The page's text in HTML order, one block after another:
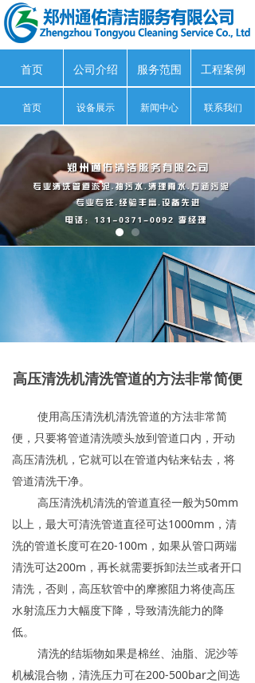
首页 公司介绍 服务范围 工程案例
首页 设备展示 新闻中心 联系我们
高压清洗机清洗管道的方法非常简便
使用高压清洗机清洗管道的方法非常简
便，只要将管道清洗喷头放到管道口内，开动
高压清洗机，它就可以在管道内钻来钻去，将
管道清洗干净。
高压清洗机清洗的管道直径一般为50mm
以上，最大可清洗管道直径可达1000mm，清
洗的管道长度可在20-100m，如果从管口两端
清洗可达200m，再长就需要拆卸法兰或者开口
清洗，否则，高压软管中的摩擦阻力将使高压
水射流压力大幅度下降，导致清洗能力的降
低。
清洗的结垢物如果是棉丝、油脂、泥沙等
机械混合物，清洗压力可在200-500bar之间选